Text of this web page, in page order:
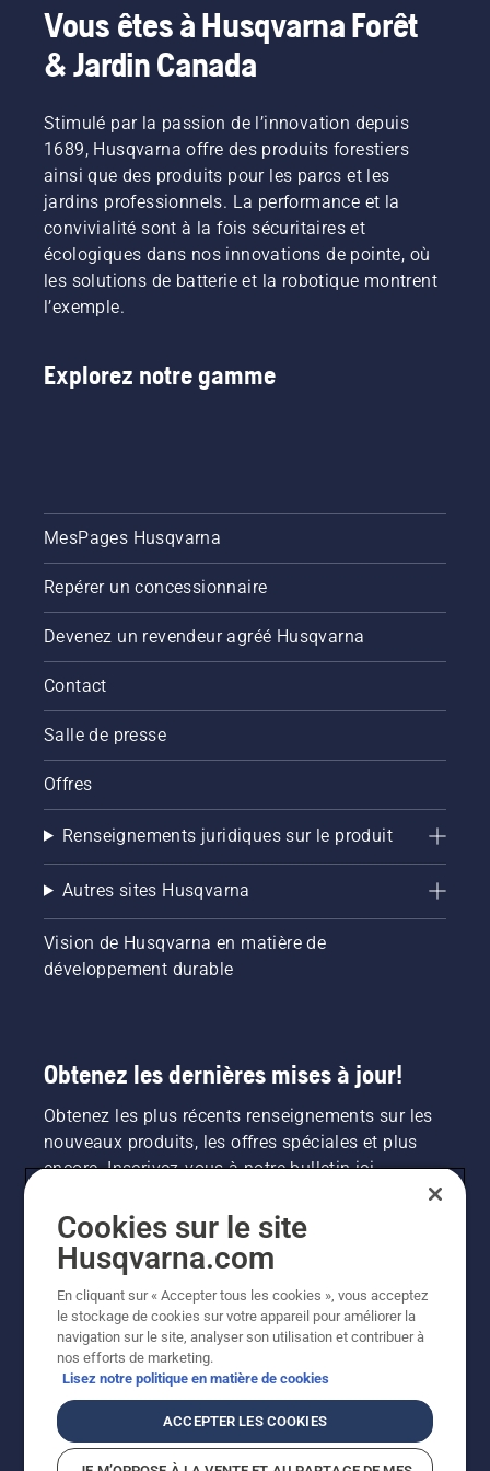
convient
le mieux
à vos
besoins.
questions
façon
l’utiliserez.
Les
réponses
vous
aideront
à choisir
la bonne
taille et
chaîne.
Vous êtes à Husqvarna Forêt
& Jardin Canada
Stimulé par la passion de l’innovation depuis
1689, Husqvarna offre des produits forestiers
ainsi que des produits pour les parcs et les
jardins professionnels. La performance et la
convivialité sont à la fois sécuritaires et
écologiques dans nos innovations de pointe, où
les solutions de batterie et la robotique montrent
l’exemple.
Explorez notre gamme
MesPages Husqvarna
Repérer un concessionnaire
Devenez un revendeur agréé Husqvarna
Contact
Salle de presse
Offres
Renseignements juridiques sur le produit
Autres sites Husqvarna
Vision de Husqvarna en matière de
développement durable
Obtenez les dernières mises à jour!
Obtenez les plus récents renseignements sur les
nouveaux produits, les offres spéciales et plus
encore. Inscrivez-vous à notre bulletin ici.
INSCRIPTION À LA NEWSLETTER
Cookies sur le site
Husqvarna.com
En cliquant sur « Accepter tous les cookies », vous acceptez
le stockage de cookies sur votre appareil pour améliorer la
navigation sur le site, analyser son utilisation et contribuer à
nos efforts de marketing.
Lisez notre politique en matière de cookies
ACCEPTER LES COOKIES